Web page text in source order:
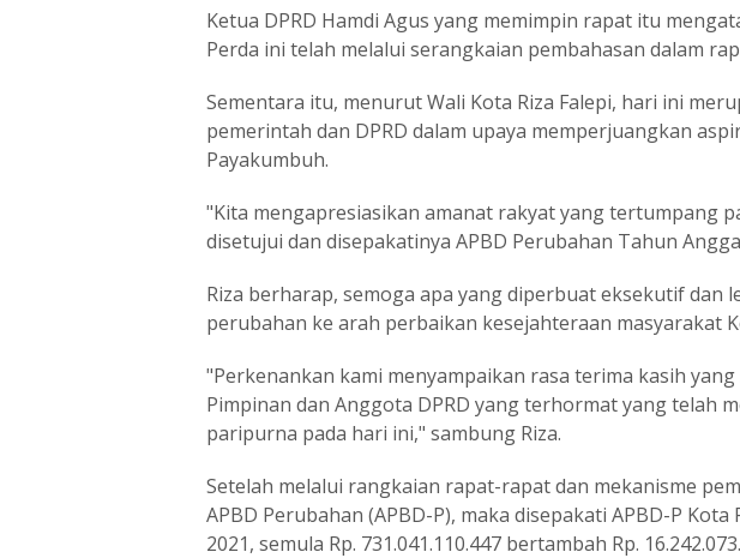
Ketua DPRD Hamdi Agus yang memimpin rapat itu
Perda ini telah melalui serangkaian pembahasan dalam
Sementara itu, menurut Wali Kota Riza Falepi, hari ini
pemerintah dan DPRD dalam upaya memperjuangkan
Payakumbuh.
"Kita mengapresiasikan amanat rakyat yang tertumpang
disetujui dan disepakatinya APBD Perubahan Tahun
Riza berharap, semoga apa yang diperbuat eksekutif dan
perubahan ke arah perbaikan kesejahteraan masyarakat
"Perkenankan kami menyampaikan rasa terima kasih
Pimpinan dan Anggota DPRD yang terhormat yang telah
paripurna pada hari ini," sambung Riza.
Setelah melalui rangkaian rapat-rapat dan mekanisme
APBD Perubahan (APBD-P), maka disepakati APBD-P
2021, semula Rp. 731.041.110.447 bertambah Rp.